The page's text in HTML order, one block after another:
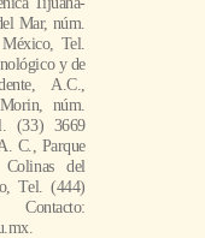
Mar, núm.
Tel.
y de
A.C.,
núm.
(33) 3669
C., Parque
del
Tel. (444)